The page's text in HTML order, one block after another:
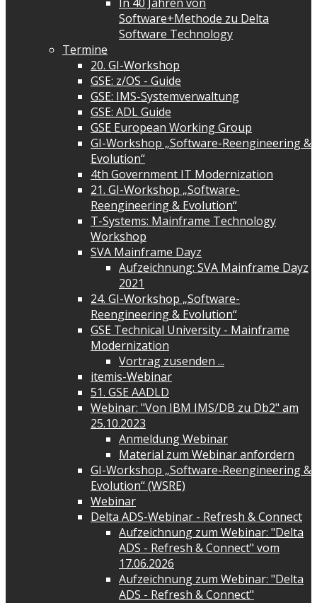
Software+Methode zu Delta
Software Technology
Termine
20. GI-Workshop
GSE: z/OS - Guide
GSE: IMS-Systemverwaltung
GSE: ADL Guide
GSE European Working Group
GI-Workshop „Software-Reengineering &
Evolution“
4th Government IT Modernization
21. GI-Workshop „Software-
Reengineering & Evolution“
T-Systems: Mainframe Technology
Workshop
SVA Mainframe Dayz
Aufzeichnung: SVA Mainframe Dayz
2021
24. GI-Workshop „Software-
Reengineering & Evolution“
GSE Technical University - Mainframe
Modernization
Vortrag zusenden ...
itemis-Webinar
51. GSE AADLD
Webinar: "Von IBM IMS/DB zu Db2" am
25.10.2023
Anmeldung Webinar
Material zum Webinar anfordern
GI-Workshop „Software-Reengineering &
Evolution“ (WSRE)
Webinar
Delta ADS-Webinar - Refresh & Connect
Aufzeichnung zum Webinar: "Delta
ADS - Refresh & Connect" vom
17.06.2026
Aufzeichnung zum Webinar: "Delta
ADS - Refresh & Connect"